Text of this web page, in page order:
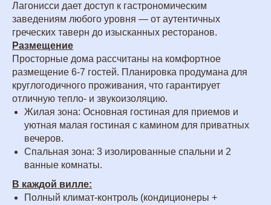
Лагонисси дает доступ к гастрономическим
заведениям любого уровня — от аутентичных
греческих таверн до изысканных ресторанов.
Размещение
Просторные дома рассчитаны на комфортное
размещение 6-7 гостей. Планировка продумана для
круглогодичного проживания, что гарантирует
отличную тепло- и звукоизоляцию.
Жилая зона: Основная гостиная для приемов и
уютная малая гостиная с камином для приватных
вечеров.
Спальная зона: 3 изолированные спальни и 2
ванные комнаты.
В каждой вилле:
Полный климат-контроль (кондиционеры +